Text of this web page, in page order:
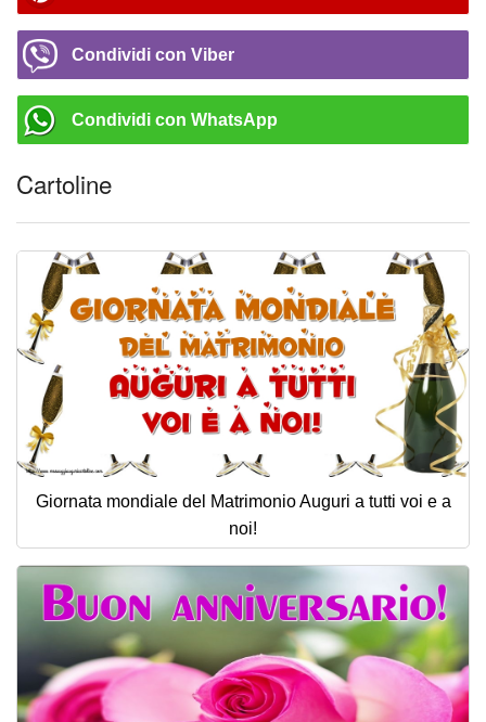
Condividi con Viber
Condividi con WhatsApp
Cartoline
Giornata mondiale del Matrimonio Auguri a tutti voi e a
noi!